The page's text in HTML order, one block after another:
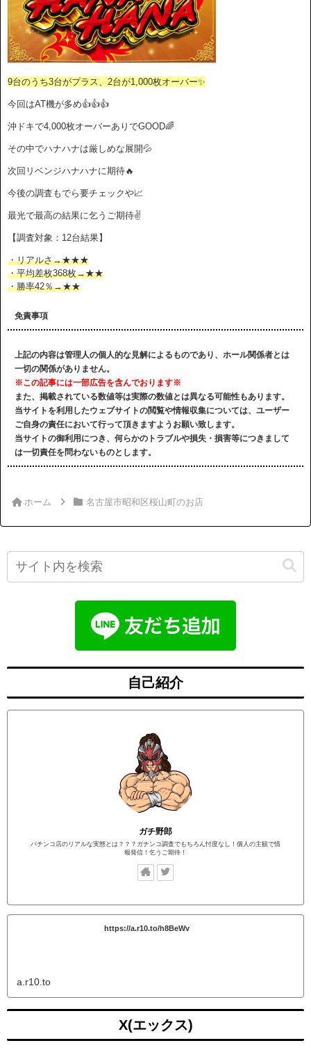
9台のうち3台がプラス、2台が1,000枚オーバー✨
今回はAT機が多め👍👍👍
沖ドキで4,000枚オーバーありでGOOD🌈
その中でハナハナは厳しめな展開💦
次回リベンジハナハナに期待🔥
今後の調査もでら要チェックや📈
最光で最高の結果に乞うご期待✌️
【調査対象：12台結果】
・リアルさ→★★★
・平均差枚368枚→★★
・勝率42％→★★
免責事項
上記の内容は管理人の個人的な見解によるものであり、ホール関係者とは
一切の関係がありません。
※この記事には一部広告を含んでおります※
また、掲載されている数値等は実際の数値とは異なる可能性もあります。
当サイトを利用したウェブサイトの閲覧や情報収集については、ユーザー
ご自身の責任において行って頂きますようお願い致します。
当サイトの御利用につき、何らかのトラブルや損失・損害等につきまして
は一切責任を問わないものとします。
ホーム 名古屋市昭和区桜山町のお店
自己紹介
ガチ野郎
パチンコ店のリアルな実態とは？？？ガチンコ調査でもちろん忖度なし！個人の主観で情
報発信！乞うご期待！
https://a.r10.to/h8BeWv
a.r10.to
X(エックス)